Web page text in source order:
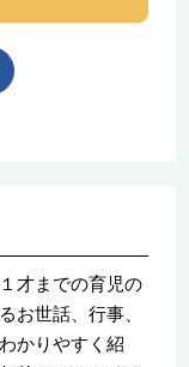
才までの育児の
お世話、行事、
かりやすく紹